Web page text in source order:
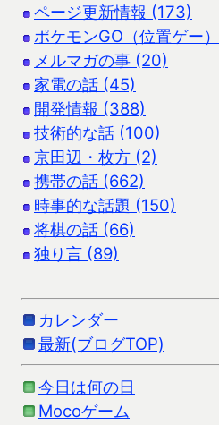
ページ更新情報 (173)
ポケモンGO（位置ゲー
メルマガの事 (20)
家電の話 (45)
開発情報 (388)
技術的な話 (100)
京田辺・枚方 (2)
携帯の話 (662)
時事的な話題 (150)
将棋の話 (66)
独り言 (89)
カレンダー
最新(ブログTOP)
今日は何の日
Mocoゲーム